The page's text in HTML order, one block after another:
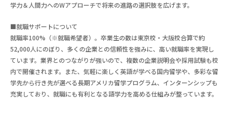
学力＆人間力へのWアプローチで将来の進路の選択肢を広げます。
■就職サポートについて
就職率100%（※就職希望者）。卒業生の数は東京校・大阪校合算で約
52,000人にのぼり、多くの企業との信頼性を強みに、高い就職率を実現し
ています。業界とのつながりが強いので、複数の企業説明会や採用試験も校
内で開催されます。また、気軽に楽しく英語が学べる国内留学や、多彩な留
学先から行き先が選べる長期アメリカ留学プログラム、インターンシップも
充実しており、就職にも有利となる語学力を高める仕組みが整っています。